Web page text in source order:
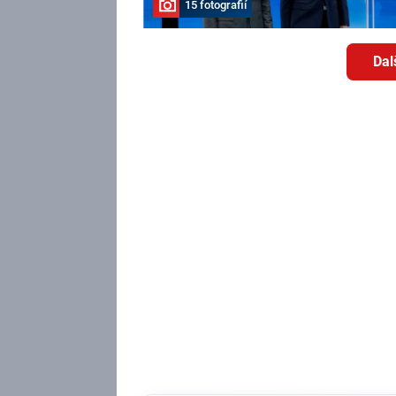
15 fotografií